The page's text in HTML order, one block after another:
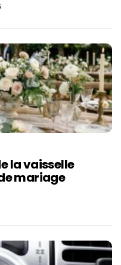
la vaisselle
mariage